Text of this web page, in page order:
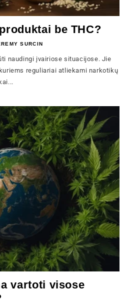
be THC?
SURCIN
naudingi įvairiose situacijose. Jie
reguliariai atliekami narkotikų
vartoti visose